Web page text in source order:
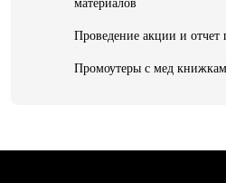
материалов
Проведение акции и отчет
Промоутеры с мед